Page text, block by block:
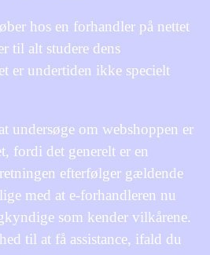
hos en forhandler på nettet
til alt studere dens
er undertiden ikke specielt
undersøge om webshoppen er
fordi det generelt er en
efterfølger gældende
med at e-forhandleren nu
som kender vilkårene.
til at få assistance, ifald du